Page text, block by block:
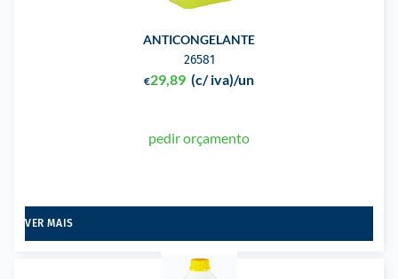
ANTICONGELANTE
26581
€29,89 (c/ iva)/un
pedir orçamento
VER MAIS